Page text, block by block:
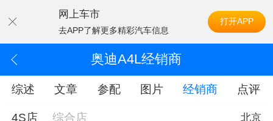
网上车市
去APP了解更多精彩汽车信息
打开APP
奥迪A4L经销商
综述 文章 参配 图片 经销商 点评
4S店 综合店 北京